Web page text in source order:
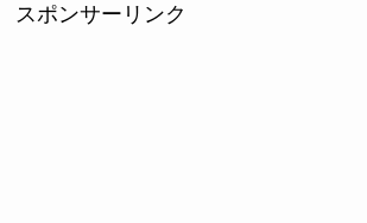
スポンサーリンク